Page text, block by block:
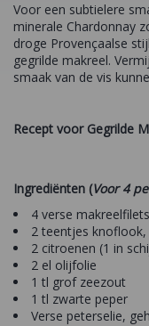
Voor een subtielere
minerale Chardonnay
droge Provençaalse
gegrilde makreel.
smaak van de vis
Recept voor Gegrilde
Ingrediënten (Voor 4
4 verse makreelfilets
2 teentjes
2 citroenen (1 in
2 el olijfolie
1 tl grof zeezout
1 tl zwarte peper
Verse peterselie,